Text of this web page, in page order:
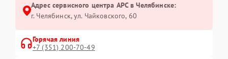
Адрес сервисного центра APC в Челябинске:
г. Челябинск, ул. Чайковского, 60
Горячая линия
+7 (351) 200-70-49